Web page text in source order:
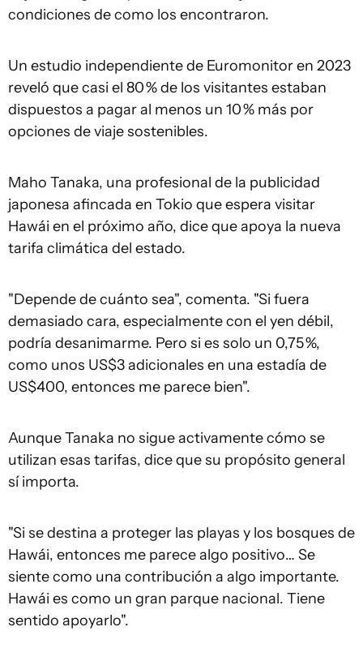
condiciones de como los encontraron.
Un estudio independiente de Euromonitor en 2023
reveló que casi el 80 % de los visitantes estaban
dispuestos a pagar al menos un 10 % más por
opciones de viaje sostenibles.
Maho Tanaka, una profesional de la publicidad
japonesa afincada en Tokio que espera visitar
Hawái en el próximo año, dice que apoya la nueva
tarifa climática del estado.
"Depende de cuánto sea", comenta. "Si fuera
demasiado cara, especialmente con el yen débil,
podría desanimarme. Pero si es solo un 0,75 %,
como unos US$3 adicionales en una estadía de
US$400, entonces me parece bien".
Aunque Tanaka no sigue activamente cómo se
utilizan esas tarifas, dice que su propósito general
sí importa.
"Si se destina a proteger las playas y los bosques de
Hawái, entonces me parece algo positivo… Se
siente como una contribución a algo importante.
Hawái es como un gran parque nacional. Tiene
sentido apoyarlo".